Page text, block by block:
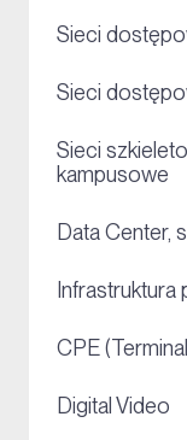
Sieci
Sieci
Sieci
kampusowe
Data Center,
Infrastruktura
CPE
Digital Video